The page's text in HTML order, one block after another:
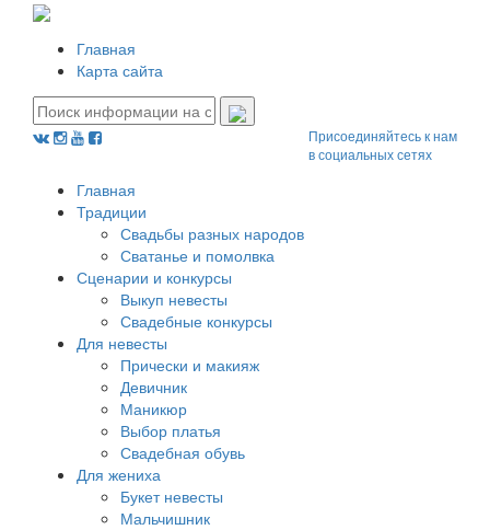
Главная
Карта сайта
Присоединяйтесь к нам
в социальных сетях
Главная
Традиции
Свадьбы разных народов
Сватанье и помолвка
Сценарии и конкурсы
Выкуп невесты
Свадебные конкурсы
Для невесты
Прически и макияж
Девичник
Маникюр
Выбор платья
Свадебная обувь
Для жениха
Букет невесты
Мальчишник